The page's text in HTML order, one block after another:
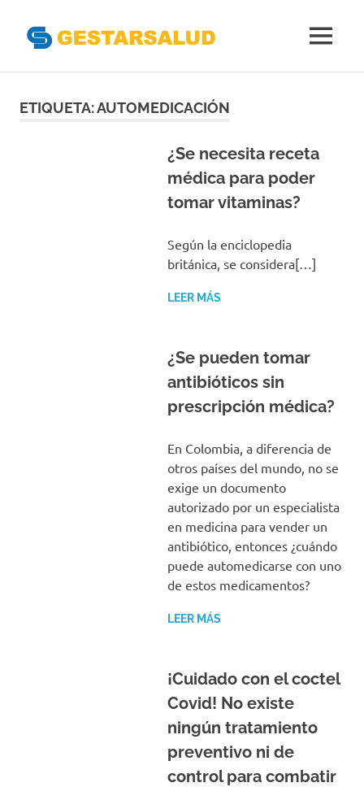
Gestoras
MENÚ
ETIQUETA:AUTOMEDICACIÓN
¿Se necesita receta
médica para poder
tomar vitaminas?
Según la enciclopedia
británica, se considera[…]
LEER MÁS
¿Se pueden tomar
antibióticos sin
prescripción médica?
En Colombia, a diferencia de
otros países del mundo, no se
exige un documento
autorizado por un especialista
en medicina para vender un
antibiótico, entonces ¿cuándo
puede automedicarse con uno
de estos medicamentos?
LEER MÁS
¡Cuidado con el coctel
Covid! No existe
ningún tratamiento
preventivo ni de
control para combatir